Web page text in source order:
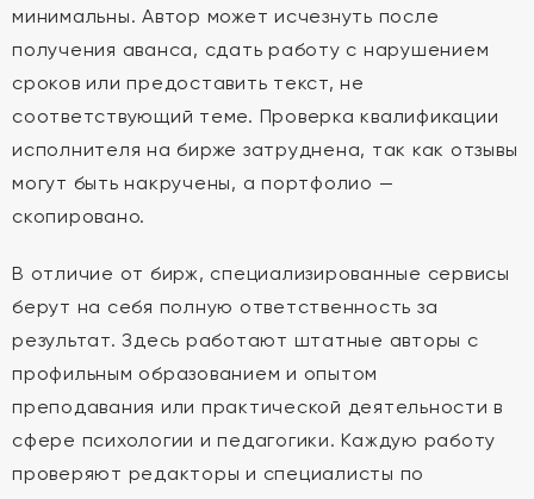
минимальны. Автор может исчезнуть после
получения аванса, сдать работу с нарушением
сроков или предоставить текст, не
соответствующий теме. Проверка квалификации
исполнителя на бирже затруднена, так как отзывы
могут быть накручены, а портфолио —
скопировано.
В отличие от бирж, специализированные сервисы
берут на себя полную ответственность за
результат. Здесь работают штатные авторы с
профильным образованием и опытом
преподавания или практической деятельности в
сфере психологии и педагогики. Каждую работу
проверяют редакторы и специалисты по